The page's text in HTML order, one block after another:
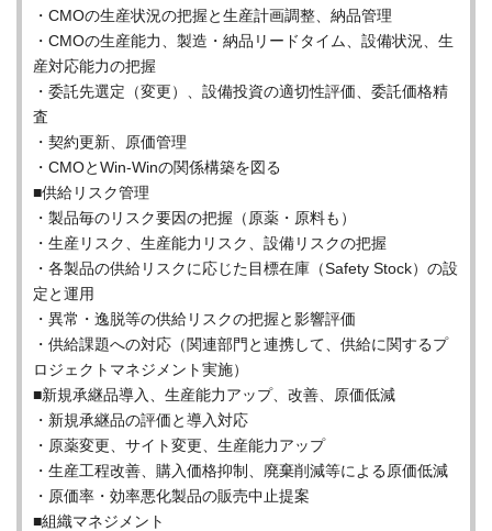
・CMOの生産状況の把握と生産計画調整、納品管理
・CMOの生産能力、製造・納品リードタイム、設備状況、生
産対応能力の把握
・委託先選定（変更）、設備投資の適切性評価、委託価格精
査
・契約更新、原価管理
・CMOとWin-Winの関係構築を図る
■供給リスク管理
・製品毎のリスク要因の把握（原薬・原料も）
・生産リスク、生産能力リスク、設備リスクの把握
・各製品の供給リスクに応じた目標在庫（Safety Stock）の設
定と運用
・異常・逸脱等の供給リスクの把握と影響評価
・供給課題への対応（関連部門と連携して、供給に関するプ
ロジェクトマネジメント実施）
■新規承継品導入、生産能力アップ、改善、原価低減
・新規承継品の評価と導入対応
・原薬変更、サイト変更、生産能力アップ
・生産工程改善、購入価格抑制、廃棄削減等による原価低減
・原価率・効率悪化製品の販売中止提案
■組織マネジメント